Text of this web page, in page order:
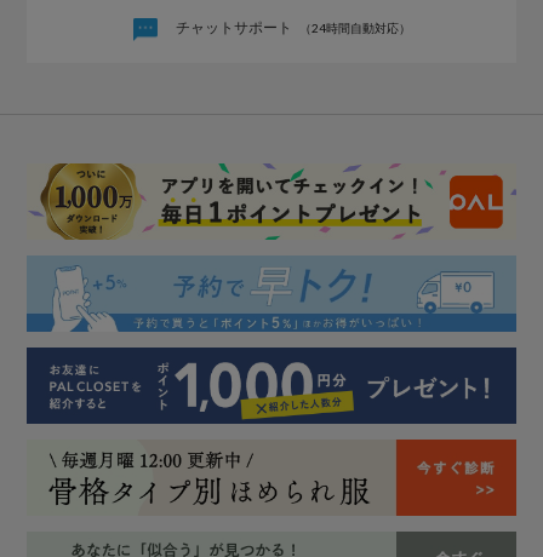
チャットサポート （24時間自動対応）